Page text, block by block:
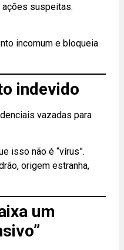
ações suspeitas.
incomum e bloqueia
indevido
vazadas para
isso não é “vírus”.
origem estranha,
um